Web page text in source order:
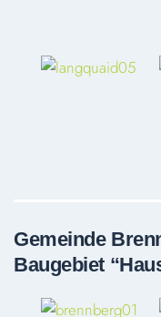
Gemeinde
Baugebiet